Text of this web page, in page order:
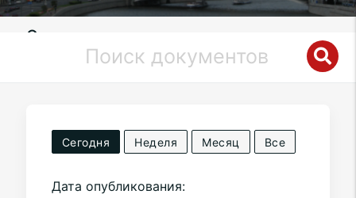
Органы местного самоуправления
муниципального округаСвиблово
городе Москве
Сегодня Неделя Месяц Все
Дата опубликования: